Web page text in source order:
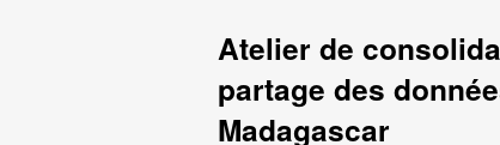
Atelier de
partage des
Madagascar